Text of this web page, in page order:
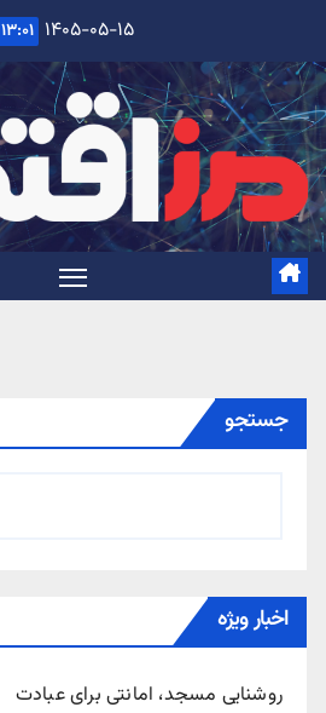
content
۱۴۰۵-۰۵-۱۵ ۱۳:۰۱
جستجو
اخبار ویژه
روشنایی مسجد، امانتی برای عبادت